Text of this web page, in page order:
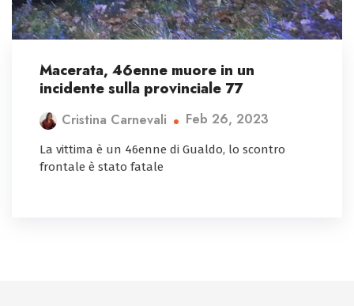
Macerata, 46enne muore in un
incidente sulla provinciale 77
Cristina Carnevali Feb 26, 2023
La vittima è un 46enne di Gualdo, lo scontro
frontale è stato fatale